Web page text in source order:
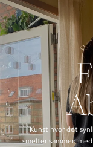
Kunst hvor det
smelter sammen